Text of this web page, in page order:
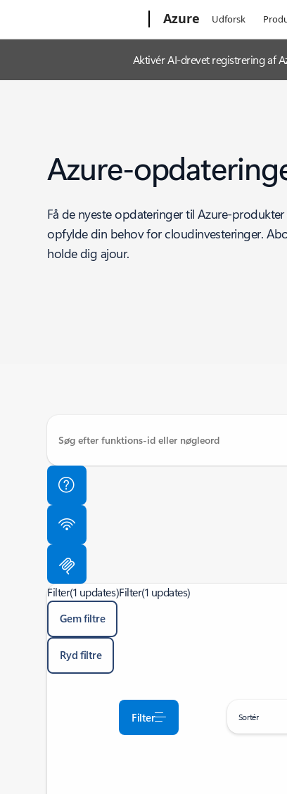
Azure Udforsk
Aktivér AI-drevet registrering af
Azure-
Få de nyeste opdateringer til Azure-
opfylde din behov for cloudinvesteringer.
holde dig ajour.
Filter(1 updates)
Gem filtre
Ryd filtre
Filter(1 updates)
Filter Sortér